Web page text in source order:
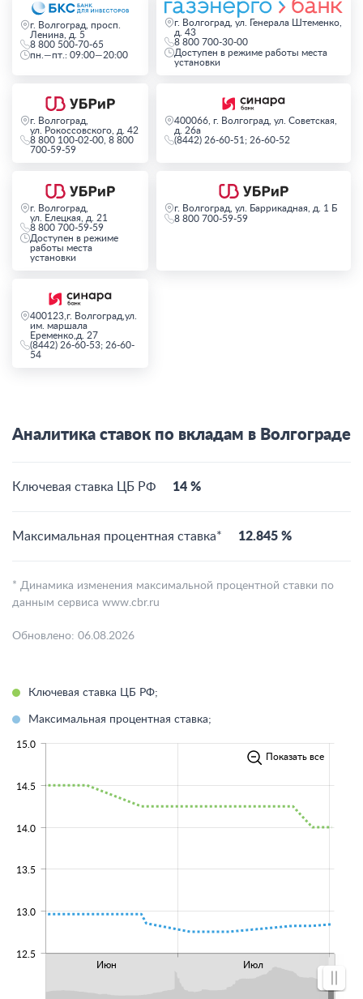
г. Волгоград, просп.
Ленина, д. 5
8 800 500-70-65
пн.—пт.: 09:00—20:00
г. Волгоград, ул. Генерала Штеменко,
д. 43
8 800 700-30-00
Доступен в режиме работы места
установки
г. Волгоград,
ул. Рокоссовского, д. 42
8 800 100-02-00, 8 800
700-59-59
400066, г. Волгоград, ул. Советская,
д. 26а
(8442) 26-60-51; 26-60-52
г. Волгоград,
ул. Елецкая, д. 21
8 800 700-59-59
Доступен в режиме
работы места
установки
г. Волгоград, ул. Баррикадная, д. 1 Б
8 800 700-59-59
400123,г. Волгоград,ул.
им. маршала
Еременко,д. 27
(8442) 26-60-53; 26-60-
54
Аналитика ставок по вкладам в Волгограде
Ключевая ставка ЦБ РФ 14 %
Максимальная процентная ставка* 12.845 %
* Динамика изменения максимальной процентной ставки по
данным сервиса www.cbr.ru
Обновлено: 06.08.2026
Ключевая ставка ЦБ РФ;
Максимальная процентная ставка;
Июн Июл
12.5
13.0
13.5
14.0
14.5
15.0
Показать все